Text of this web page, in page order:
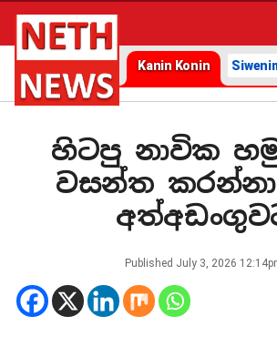
Kanin Konin
හිටපු නාවික
වසන්ත
Published July 3, 2026